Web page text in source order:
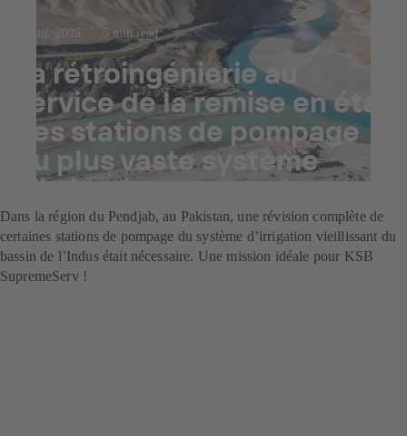
23 juil. 2025 5 min read
La rétroingénierie au
service de la remise en état
des stations de pompage
du plus vaste système
d’irrigation au monde
Dans la région du Pendjab, au Pakistan, une révision complète de
certaines stations de pompage du système d’irrigation vieillissant du
bassin de l’Indus était nécessaire. Une mission idéale pour KSB
SupremeServ !